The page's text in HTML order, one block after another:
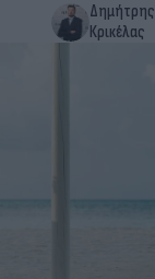
Δημήτρης
Κρικέλας